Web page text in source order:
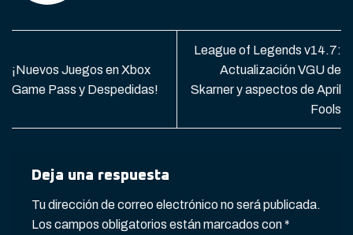
¡Nuevos Juegos en Xbox
Game Pass y Despedidas!
League of Legends v14.7:
Actualización VGU de
Skarner y aspectos de April
Fools
Deja una respuesta
Tu dirección de correo electrónico no será publicada.
Los campos obligatorios están marcados con*